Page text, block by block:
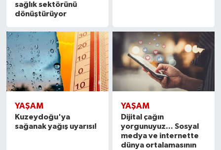
sağlık sektörünü
dönüştürüyor
YAŞAM
Kuzeydoğu'ya
sağanak yağış uyarısı!
YAŞAM
Dijital çağın
yorgunuyuz... Sosyal
medya ve internette
dünya ortalamasının